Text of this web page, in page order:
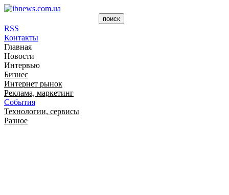
RSS
Контакты
Главная
Новости
Интервью
Бизнес
Интернет рынок
Реклама, маркетинг
События
Технологии, сервисы
Разное